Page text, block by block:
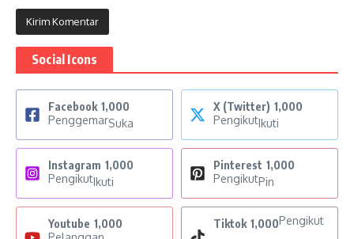
Social Icons
Facebook 1,000
PenggemarSuka
X (Twitter) 1,000
PengikutIkuti
Instagram 1,000
PengikutIkuti
Pinterest 1,000
PengikutPin
Youtube 1,000
Tiktok 1,000Pengikut